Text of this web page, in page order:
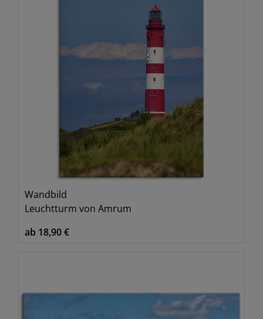
Wandbild
Leuchtturm von Amrum
ab 18,90 €